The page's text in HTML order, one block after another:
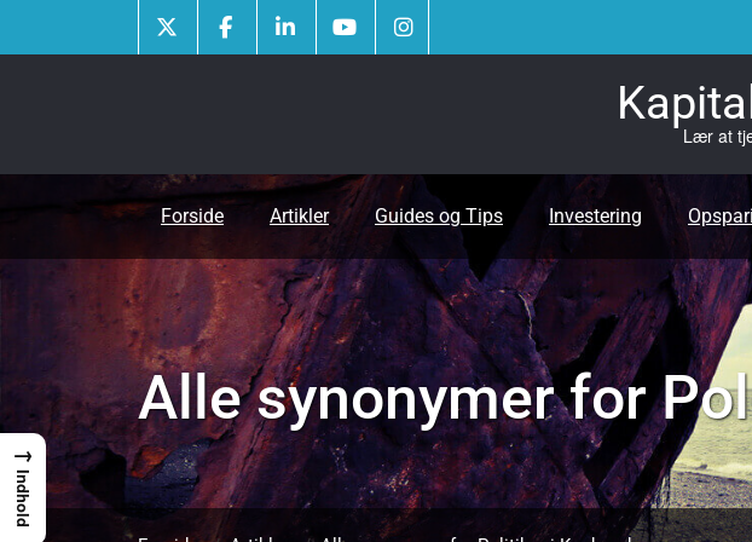
content
Lær at
Forside Artikler Guides og Tips Investering
Alle synonymer for
→
Indhold